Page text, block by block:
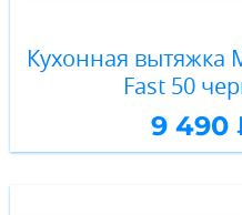
Кухонная вытяжка
Fast 50
9 490